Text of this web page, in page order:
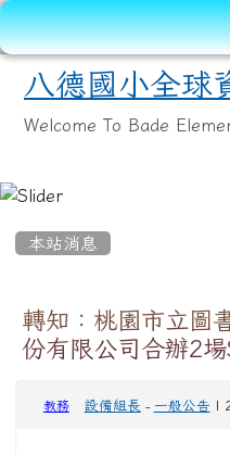
八德國小全球
Welcome To Bade
本站消息
轉知：桃園市立圖
份有限公司合辦2
教務 設備組長 - 一般公告 |